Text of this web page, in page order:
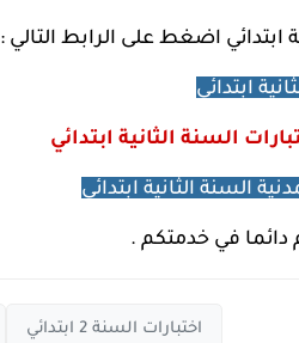
ابتدائي اضغط على الرابط التالي :
ابتدائي
السنة الثانية ابتدائي
السنة الثانية ابتدائي
دائما في خدمتكم .
اختبارات السنة 2 ابتدائي